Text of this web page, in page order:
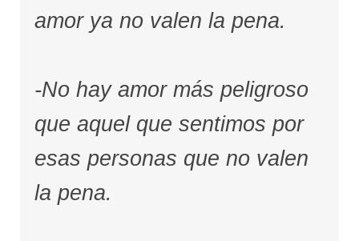
amor ya no valen la pena.
-No hay amor más peligroso
que aquel que sentimos por
esas personas que no valen
la pena.